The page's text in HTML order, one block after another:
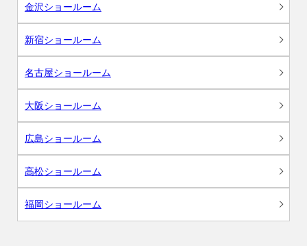
金沢ショールーム
新宿ショールーム
名古屋ショールーム
大阪ショールーム
広島ショールーム
高松ショールーム
福岡ショールーム